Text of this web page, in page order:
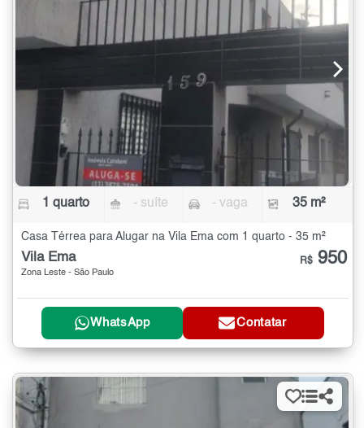
1 quarto - suíte - vaga 35 m²
Casa Térrea para Alugar na Vila Ema com 1 quarto - 35 m²
Vila Ema
Zona Leste - São Paulo
R$ 950
WhatsApp Contatar